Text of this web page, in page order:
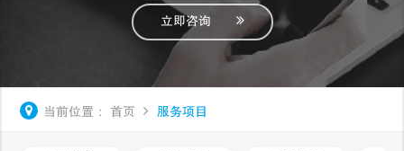
立即咨询
当前位置： 首页 服务项目